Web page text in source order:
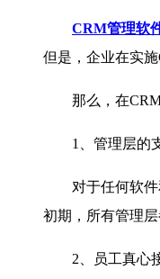
CRM管理软
但是，企业在实
那么，在CRM
1、管理层的
对于任何软件和
初期，所有管理
2、员工真心